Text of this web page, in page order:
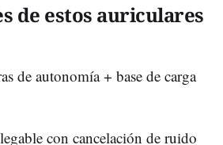
de estos auriculares
de autonomía + base de carga
con cancelación de ruido